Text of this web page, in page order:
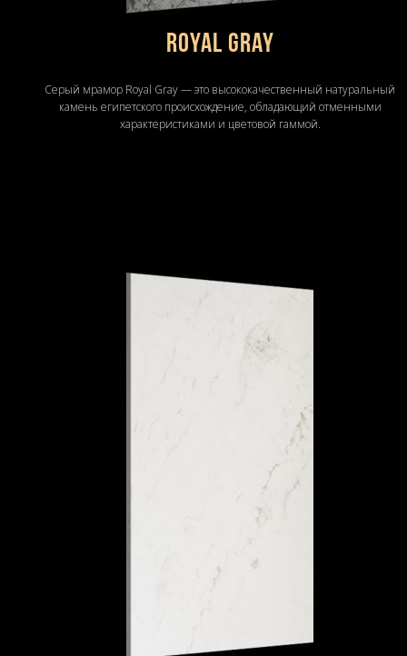
Royal Gray
Серый мрамор Royal Gray — это высококачественный натуральный
камень египетского происхождение, обладающий отменными
характеристиками и цветовой гаммой.